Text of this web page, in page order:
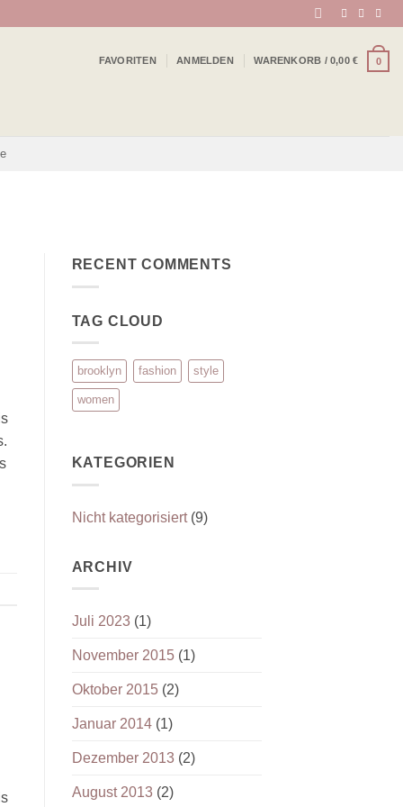
FAVORITEN ANMELDEN WARENKORB /0,00€ 0
RECENT COMMENTS
TAG CLOUD
brooklyn fashion style
women
KATEGORIEN
Nicht kategorisiert(9)
ARCHIV
Juli 2023 (1)
November 2015(1)
Oktober 2015(2)
Januar 2014(1)
Dezember 2013 (2)
August 2013 (2)